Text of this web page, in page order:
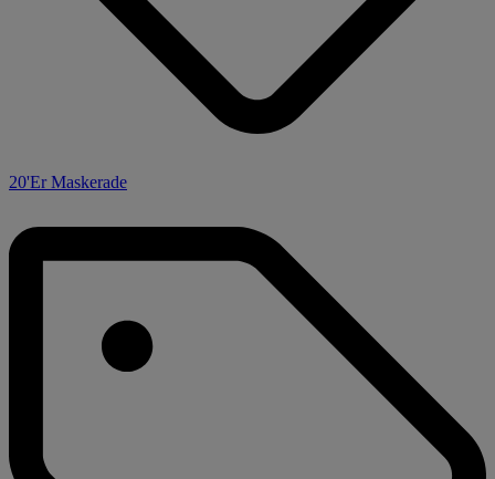
20'Er Maskerade